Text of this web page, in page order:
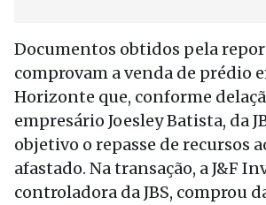
Documentos obtidos pela
comprovam a venda de prédio
Horizonte que, conforme
empresário Joesley Batista, da
objetivo o repasse de recursos
afastado. Na transação, a J&F
controladora da JBS, comprou